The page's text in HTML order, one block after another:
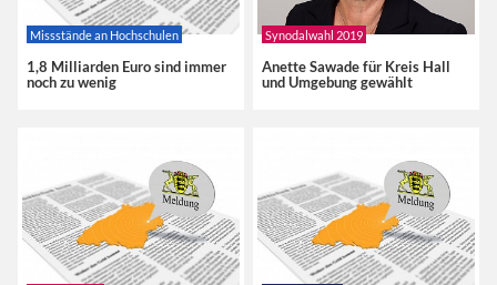
Missstände an Hochschulen
1,8 Milliarden Euro sind immer
noch zu wenig
Synodalwahl 2019
Anette Sawade für Kreis Hall
und Umgebung gewählt